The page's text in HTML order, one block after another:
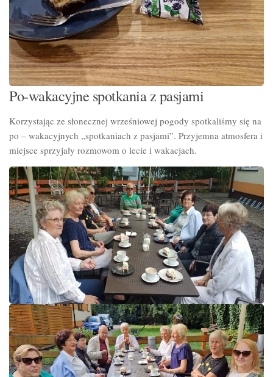
Po-wakacyjne spotkania z pasjami
Korzystając ze słonecznej wrześniowej pogody spotkaliśmy się na
po – wakacyjnych „spotkaniach z pasjami”. Przyjemna atmosfera i
miejsce sprzyjały rozmowom o lecie i wakacjach.